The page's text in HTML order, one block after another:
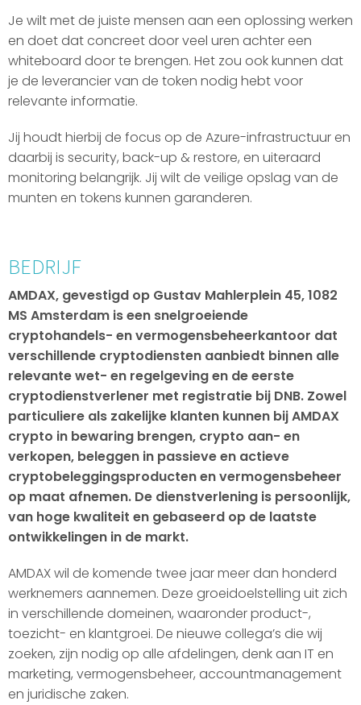
Je wilt met de juiste mensen aan een oplossing werken
en doet dat concreet door veel uren achter een
whiteboard door te brengen. Het zou ook kunnen dat
je de leverancier van de token nodig hebt voor
relevante informatie.
Jij houdt hierbij de focus op de Azure-infrastructuur en
daarbij is security, back-up & restore, en uiteraard
monitoring belangrijk. Jij wilt de veilige opslag van de
munten en tokens kunnen garanderen.
BEDRIJF
AMDAX, gevestigd op Gustav Mahlerplein 45, 1082
MS Amsterdam is een snelgroeiende
cryptohandels- en vermogensbeheerkantoor dat
verschillende cryptodiensten aanbiedt binnen alle
relevante wet- en regelgeving en de eerste
cryptodienstverlener met registratie bij DNB. Zowel
particuliere als zakelijke klanten kunnen bij AMDAX
crypto in bewaring brengen, crypto aan- en
verkopen, beleggen in passieve en actieve
cryptobeleggingsproducten en vermogensbeheer
op maat afnemen. De dienstverlening is persoonlijk,
van hoge kwaliteit en gebaseerd op de laatste
ontwikkelingen in de markt.
AMDAX wil de komende twee jaar meer dan honderd
werknemers aannemen. Deze groeidoelstelling uit zich
in verschillende domeinen, waaronder product-,
toezicht- en klantgroei. De nieuwe collega’s die wij
zoeken, zijn nodig op alle afdelingen, denk aan IT en
marketing, vermogensbeheer, accountmanagement
en juridische zaken.